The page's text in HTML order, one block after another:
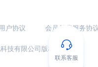
用户协议 会员付费服务协
技有限公司版权所有

联系客服